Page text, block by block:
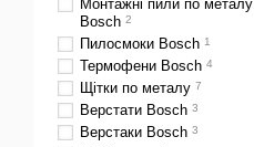
Монтажні пили по металу
Bosch 2
Пилосмоки Bosch 1
Термофени Bosch 4
Щітки по металу 7
Верстати Bosch 3
Верстаки Bosch 3